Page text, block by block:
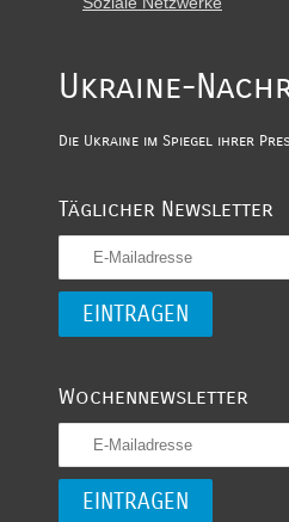
Ukraine-
Die Ukraine im Spiegel ihrer
Täglicher Newsletter
Wochennewsletter